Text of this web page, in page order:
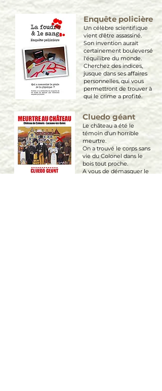
Enquête policière
Un célèbre scientifique
vient d'être assassiné.
Son invention aurait
certainement bouleversé
l'équilibre du monde.
Cherchez des indices,
jusque dans ses affaires
personnelles, qui vous
permettront de trouver à
qui le crime a profité.
Cluedo géant
Le château a été le
témoin d'un horrible
meurtre.
On a trouvé le corps sans
vie du Colonel dans le
bois tout proche.
A vous de démasquer le